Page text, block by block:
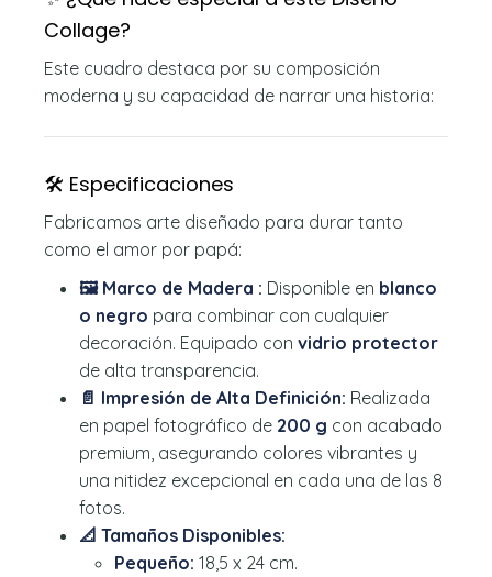
Collage?
Este cuadro destaca por su composición
moderna y su capacidad de narrar una historia:
🛠️ Especificaciones
Fabricamos arte diseñado para durar tanto
como el amor por papá:
🖼️ Marco de Madera : Disponible en blanco
o negro para combinar con cualquier
decoración. Equipado con vidrio protector
de alta transparencia.
📄 Impresión de Alta Definición: Realizada
en papel fotográfico de 200 g con acabado
premium, asegurando colores vibrantes y
una nitidez excepcional en cada una de las 8
fotos.
📐 Tamaños Disponibles:
Pequeño: 18,5 x 24 cm.